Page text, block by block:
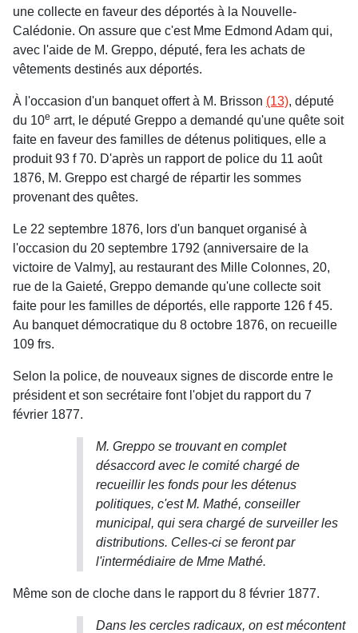
une collecte en faveur des déportés à la Nouvelle-
Calédonie. On assure que c'est Mme Edmond Adam qui,
avec l'aide de M. Greppo, député, fera les achats de
vêtements destinés aux déportés.
À l'occasion d'un banquet offert à M. Brisson (13), député
du 10e arrt, le député Greppo a demandé qu'une quête soit
faite en faveur des familles de détenus politiques, elle a
produit 93 f 70. D'après un rapport de police du 11 août
1876, M. Greppo est chargé de répartir les sommes
provenant des quêtes.
Le 22 septembre 1876, lors d'un banquet organisé à
l'occasion du 20 septembre 1792 (anniversaire de la
victoire de Valmy], au restaurant des Mille Colonnes, 20,
rue de la Gaieté, Greppo demande qu'une collecte soit
faite pour les familles de déportés, elle rapporte 126 f 45.
Au banquet démocratique du 8 octobre 1876, on recueille
109 frs.
Selon la police, de nouveaux signes de discorde entre le
président et son secrétaire font l'objet du rapport du 7
février 1877.
M. Greppo se trouvant en complet
désaccord avec le comité chargé de
recueillir les fonds pour les détenus
politiques, c'est M. Mathé, conseiller
municipal, qui sera chargé de surveiller les
distributions. Celles-ci se feront par
l'intermédiaire de Mme Mathé.
Même son de cloche dans le rapport du 8 février 1877.
Dans les cercles radicaux, on est mécontent